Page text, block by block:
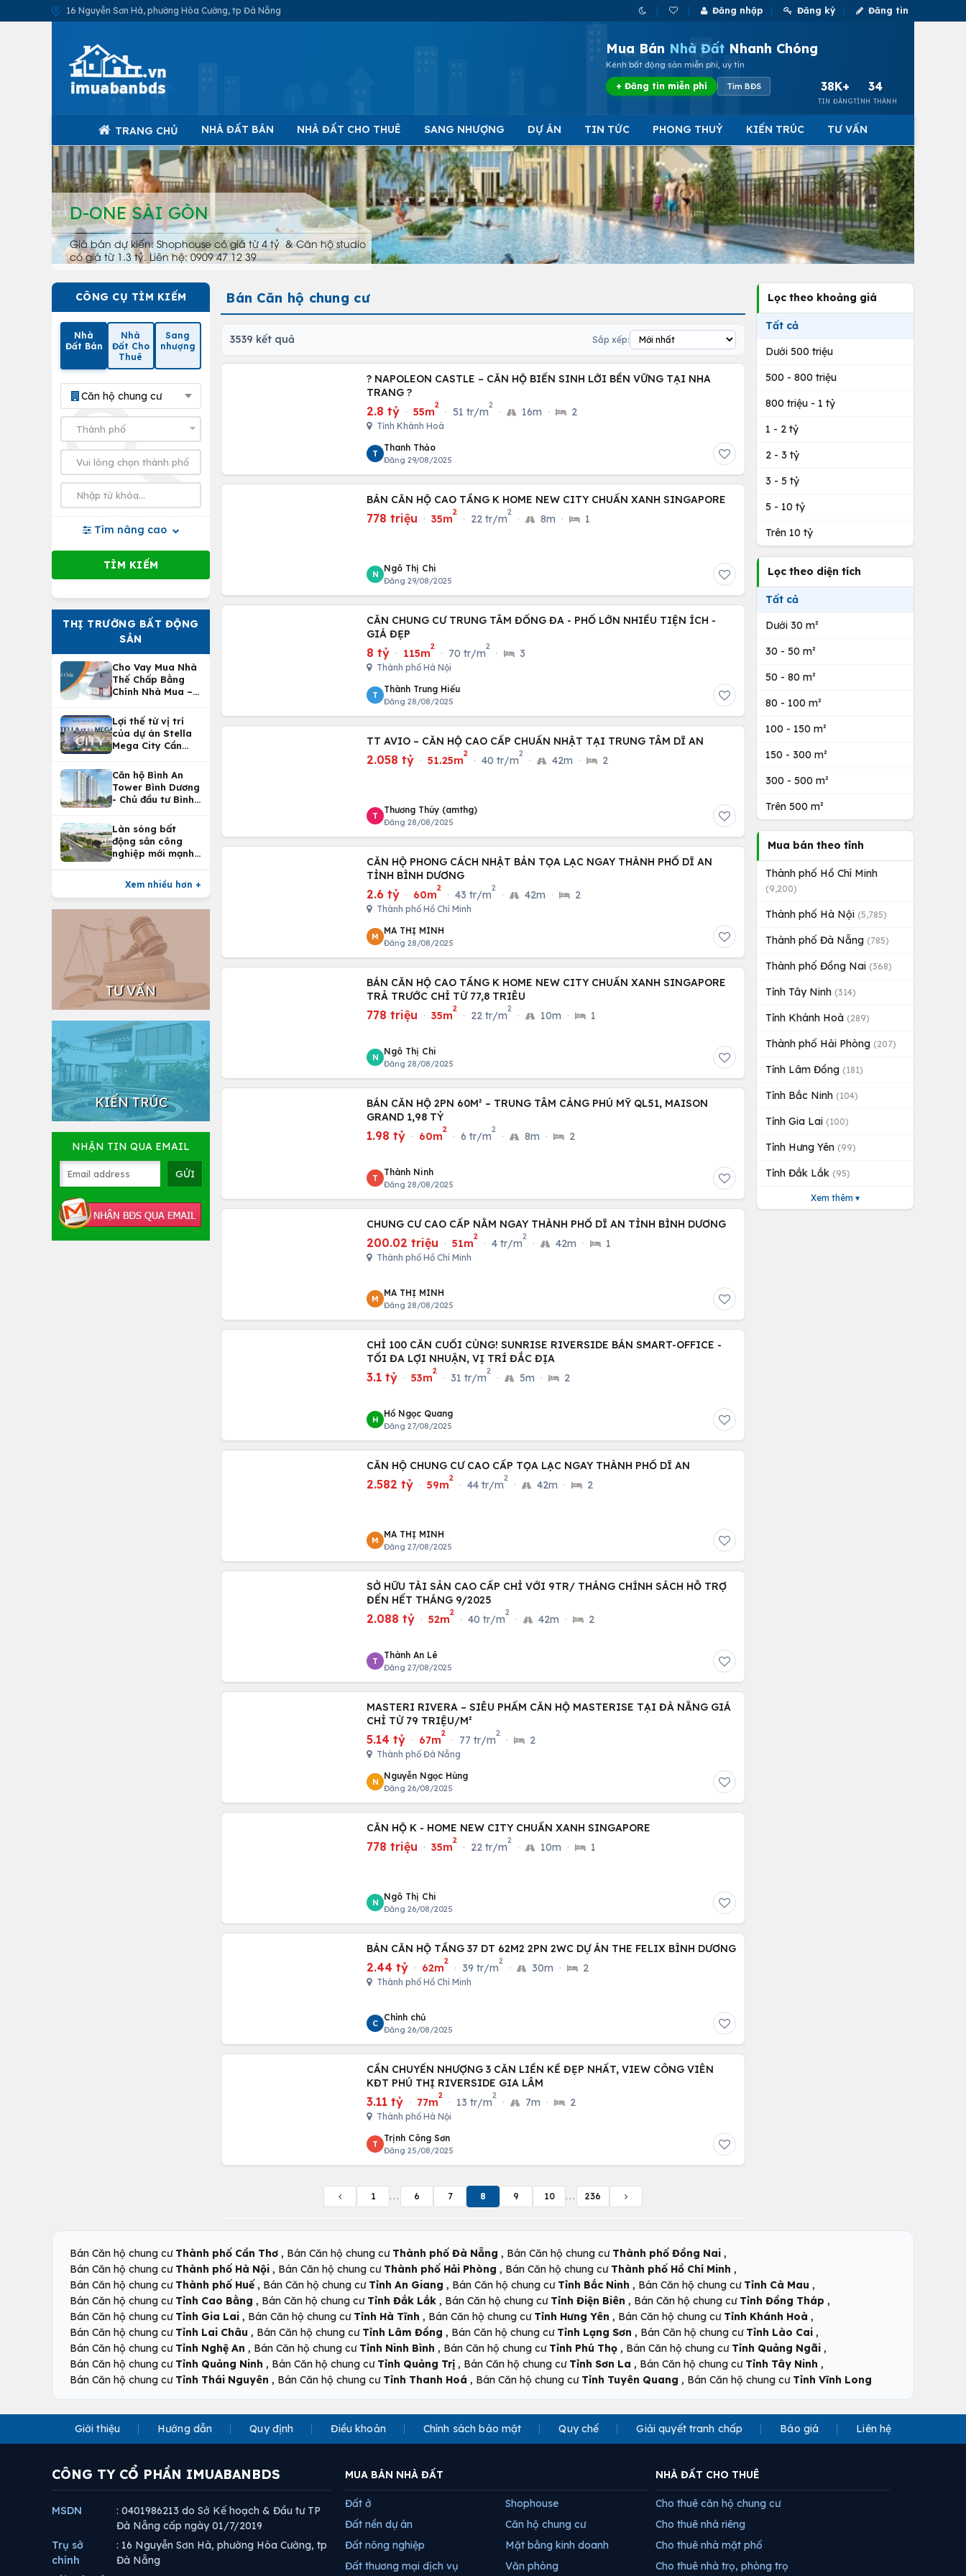
16 Nguyễn Sơn Hà, phường Hòa Cường, tp Đà Nẵng Đăng nhập Đăng ký Đăng tin
Mua Bán Nhà Đất Nhanh Chóng
Kênh bất động sản miễn phí, uy tín
+ Đăng tin miễn phí Tìm BĐS 38K+
TIN ĐĂNG
34
TỈNH THÀNH
TRANG CHỦ NHÀ ĐẤT BÁN NHÀ ĐẤT CHO THUÊ SANG NHƯỢNG DỰ ÁN TIN TỨC PHONG THUỶ KIẾN TRÚC TƯ VẤN
D-ONE SÀI GÒN
Giá bán dự kiến: Shophouse có giá từ 4 tỷ & Căn hộ studio
có giá từ 1.3 tỷ. Liên hệ: 0909 47 12 39
CÔNG CỤ TÌM KIẾM
Nhà
Đất Bán
Nhà
Đất Cho
Thuê
Sang
nhượng
Căn hộ chung cư
Tìm nâng cao
THỊ TRƯỜNG BẤT ĐỘNG
SẢN
Cho Vay Mua Nhà
Thế Chấp Bằng
Chính Nhà Mua –
Nhà Tại
Vietcombank
Lợi thế từ vị trí
của dự án Stella
Mega City Cần
Căn hộ Bình An
Tower Bình Dương
- Chủ đầu tư Bình
Làn sóng bất
động sản công
nghiệp mới mạnh
Xem nhiều hơn +
TƯ VẤN
KIẾN TRÚC
NHẬN TIN QUA EMAIL
Bán Căn hộ chung cư
3539 kết quả Sắp xếp:
? NAPOLEON CASTLE – CĂN HỘ BIỂN SINH LỜI BỀN VỮNG TẠI NHA
TRANG ?
2.8 tỷ · 55m
2
· 51 tr/m
2
· 16m · 2
Tỉnh Khánh Hoà
T
Thanh Thảo
Đăng 29/08/2025
BÁN CĂN HỘ CAO TẦNG K HOME NEW CITY CHUẨN XANH SINGAPORE
778 triệu · 35m
2
· 22 tr/m
2
· 8m · 1
N
Ngô Thị Chi
Đăng 29/08/2025
CĂN CHUNG CƯ TRUNG TÂM ĐỐNG ĐA - PHỐ LỚN NHIỀU TIỆN ÍCH -
GIÁ ĐẸP
8 tỷ · 115m
2
· 70 tr/m
2
· 3
Thành phố Hà Nội
T
Thành Trung Hiếu
Đăng 28/08/2025
TT AVIO – CĂN HỘ CAO CẤP CHUẨN NHẬT TẠI TRUNG TÂM DĨ AN
2.058 tỷ · 51.25m
2
· 40 tr/m
2
· 42m · 2
T
Thương Thúy (amthg)
Đăng 28/08/2025
CĂN HỘ PHONG CÁCH NHẬT BẢN TỌA LẠC NGAY THÀNH PHỐ DĨ AN
TỈNH BÌNH DƯƠNG
2.6 tỷ · 60m
2
· 43 tr/m
2
· 42m · 2
Thành phố Hồ Chí Minh
M
MA THỊ MINH
Đăng 28/08/2025
BÁN CĂN HỘ CAO TẦNG K HOME NEW CITY CHUẨN XANH SINGAPORE
TRẢ TRƯỚC CHỈ TỪ 77,8 TRIÊU
778 triệu · 35m
2
· 22 tr/m
2
· 10m · 1
N
Ngô Thị Chi
Đăng 28/08/2025
BÁN CĂN HỘ 2PN 60M² – TRUNG TÂM CẢNG PHÚ MỸ QL51, MAISON
GRAND 1,98 TỶ
1.98 tỷ · 60m
2
· 6 tr/m
2
· 8m · 2
T
Thành Ninh
Đăng 28/08/2025
CHUNG CƯ CAO CẤP NẰM NGAY THÀNH PHỐ DĨ AN TỈNH BÌNH DƯƠNG
200.02 triệu · 51m
2
· 4 tr/m
2
· 42m · 1
Thành phố Hồ Chí Minh
M
MA THỊ MINH
Đăng 28/08/2025
CHỈ 100 CĂN CUỐI CÙNG! SUNRISE RIVERSIDE BÁN SMART-OFFICE -
TỐI ĐA LỢI NHUẬN, VỊ TRÍ ĐẮC ĐỊA
3.1 tỷ · 53m
2
· 31 tr/m
2
· 5m · 2
H
Hồ Ngọc Quang
Đăng 27/08/2025
CĂN HỘ CHUNG CƯ CAO CẤP TỌA LẠC NGAY THÀNH PHỐ DĨ AN
2.582 tỷ · 59m
2
· 44 tr/m
2
· 42m · 2
M
MA THỊ MINH
Đăng 27/08/2025
SỞ HỮU TÀI SẢN CAO CẤP CHỈ VỚI 9TR/ THÁNG CHÍNH SÁCH HỖ TRỢ
ĐẾN HẾT THÁNG 9/2025
2.088 tỷ · 52m
2
· 40 tr/m
2
· 42m · 2
T
Thành An Lê
Đăng 27/08/2025
MASTERI RIVERA – SIÊU PHẨM CĂN HỘ MASTERISE TẠI ĐÀ NẴNG GIÁ
CHỈ TỪ 79 TRIỆU/M²
5.14 tỷ · 67m
2
· 77 tr/m
2
· 2
Thành phố Đà Nẵng
N
Nguyễn Ngọc Hùng
Đăng 26/08/2025
CĂN HỘ K - HOME NEW CITY CHUẨN XANH SINGAPORE
778 triệu · 35m
2
· 22 tr/m
2
· 10m · 1
N
Ngô Thị Chi
Đăng 26/08/2025
BÁN CĂN HỘ TẦNG 37 DT 62M2 2PN 2WC DỰ ÁN THE FELIX BÌNH DƯƠNG
2.44 tỷ · 62m
2
· 39 tr/m
2
· 30m · 2
Thành phố Hồ Chí Minh
C
Chính chủ
Đăng 26/08/2025
CẦN CHUYỂN NHƯỢNG 3 CĂN LIỀN KỀ ĐẸP NHẤT, VIEW CÔNG VIÊN
KĐT PHÚ THỊ RIVERSIDE GIA LÂM
3.11 tỷ · 77m
2
· 13 tr/m
2
· 7m · 2
Thành phố Hà Nội
T
Trịnh Công Sơn
Đăng 25/08/2025
1 ... 6 7 8 9 10 ... 236
Lọc theo khoảng giá
Tất cả
Dưới 500 triệu
500 - 800 triệu
800 triệu - 1 tỷ
1 - 2 tỷ
2 - 3 tỷ
3 - 5 tỷ
5 - 10 tỷ
Trên 10 tỷ
Lọc theo diện tích
Tất cả
Dưới 30 m²
30 - 50 m²
50 - 80 m²
80 - 100 m²
100 - 150 m²
150 - 300 m²
300 - 500 m²
Trên 500 m²
Mua bán theo tỉnh
Thành phố Hồ Chí Minh
(9,200)
Thành phố Hà Nội (5,785)
Thành phố Đà Nẵng (785)
Thành phố Đồng Nai (368)
Tỉnh Tây Ninh (314)
Tỉnh Khánh Hoà (289)
Thành phố Hải Phòng (207)
Tỉnh Lâm Đồng (181)
Tỉnh Bắc Ninh (104)
Tỉnh Gia Lai (100)
Tỉnh Hưng Yên (99)
Tỉnh Đắk Lắk (95)
Xem thêm ▾
Bán Căn hộ chung cư Thành phố Cần Thơ , Bán Căn hộ chung cư Thành phố Đà Nẵng , Bán Căn hộ chung cư Thành phố Đồng Nai ,
Bán Căn hộ chung cư Thành phố Hà Nội , Bán Căn hộ chung cư Thành phố Hải Phòng , Bán Căn hộ chung cư Thành phố Hồ Chí Minh ,
Bán Căn hộ chung cư Thành phố Huế , Bán Căn hộ chung cư Tỉnh An Giang , Bán Căn hộ chung cư Tỉnh Bắc Ninh , Bán Căn hộ chung cư Tỉnh Cà Mau ,
Bán Căn hộ chung cư Tỉnh Cao Bằng , Bán Căn hộ chung cư Tỉnh Đắk Lắk , Bán Căn hộ chung cư Tỉnh Điện Biên , Bán Căn hộ chung cư Tỉnh Đồng Tháp ,
Bán Căn hộ chung cư Tỉnh Gia Lai , Bán Căn hộ chung cư Tỉnh Hà Tĩnh , Bán Căn hộ chung cư Tỉnh Hưng Yên , Bán Căn hộ chung cư Tỉnh Khánh Hoà ,
Bán Căn hộ chung cư Tỉnh Lai Châu , Bán Căn hộ chung cư Tỉnh Lâm Đồng , Bán Căn hộ chung cư Tỉnh Lạng Sơn , Bán Căn hộ chung cư Tỉnh Lào Cai ,
Bán Căn hộ chung cư Tỉnh Nghệ An , Bán Căn hộ chung cư Tỉnh Ninh Bình , Bán Căn hộ chung cư Tỉnh Phú Thọ , Bán Căn hộ chung cư Tỉnh Quảng Ngãi ,
Bán Căn hộ chung cư Tỉnh Quảng Ninh , Bán Căn hộ chung cư Tỉnh Quảng Trị , Bán Căn hộ chung cư Tỉnh Sơn La , Bán Căn hộ chung cư Tỉnh Tây Ninh ,
Bán Căn hộ chung cư Tỉnh Thái Nguyên , Bán Căn hộ chung cư Tỉnh Thanh Hoá , Bán Căn hộ chung cư Tỉnh Tuyên Quang , Bán Căn hộ chung cư Tỉnh Vĩnh Long
Giới thiệu Hướng dẫn Quy định Điều khoản Chính sách bảo mật Quy chế Giải quyết tranh chấp Báo giá Liên hệ
CÔNG TY CỔ PHẦN IMUABANBDS
MSDN
: 0401986213 do Sở Kế hoạch & Đầu tư TP
Đà Nẵng cấp ngày 01/7/2019
Trụ sở
chính
: 16 Nguyễn Sơn Hà, phường Hòa Cường, tp
Đà Nẵng
MUA BÁN NHÀ ĐẤT
Đất ở
Đất nền dự án
Đất nông nghiệp
Đất thương mại dịch vụ
Shophouse
Căn hộ chung cư
Mặt bằng kinh doanh
Văn phòng
NHÀ ĐẤT CHO THUÊ
Cho thuê căn hộ chung cư
Cho thuê nhà riêng
Cho thuê nhà mặt phố
Cho thuê nhà trọ, phòng trọ